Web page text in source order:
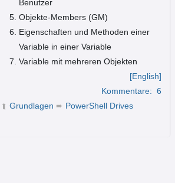
Benutzer
Objekte-Members (GM)
Eigenschaften und Methoden einer
Variable in einer Variable
Variable mit mehreren Objekten
[English]
Kommentare: 6
➦ Grundlagen ➨ PowerShell Drives